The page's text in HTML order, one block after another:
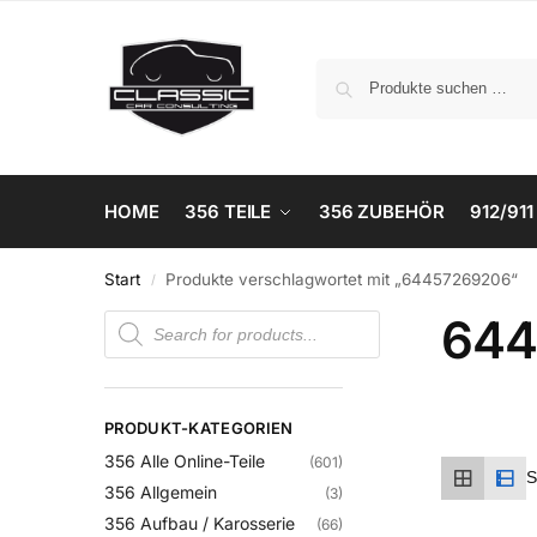
HOME 356 TEILE 356 ZUBEHÖR 912/911
Start / Produkte verschlagwortet mit „64457269206“
PRODUKT-KATEGORIEN
356 Alle Online-Teile (601)
356 Allgemein (3)
356 Aufbau / Karosserie (66)